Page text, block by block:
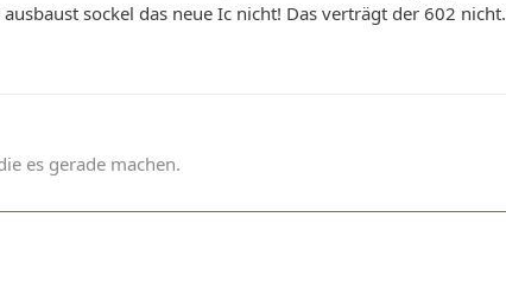
sockel das neue Ic nicht! Das verträgt der 602 nicht.
es gerade machen.